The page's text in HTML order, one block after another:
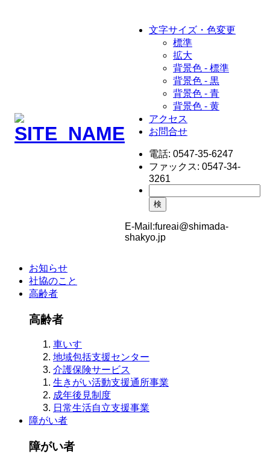
文字サイズ・色変更
標準
拡大
背景色 - 標準
背景色 - 黒
背景色 - 青
背景色 - 黄
アクセス
お問合せ
電話: 0547-35-6247
ファックス: 0547-34-
3261
検
E-Mail:fureai@shimada-
shakyo.jp
お知らせ
社協のこと
高齢者
高齢者
車いす
地域包括支援センター
介護保険サービス
生きがい活動支援通所事業
成年後見制度
日常生活自立支援事業
障がい者
障がい者